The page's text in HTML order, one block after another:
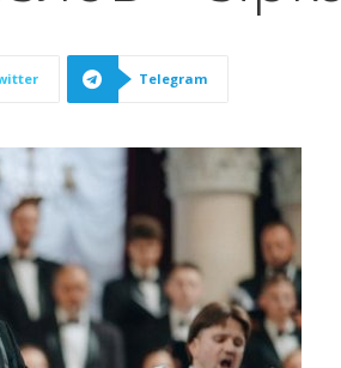
Telegram